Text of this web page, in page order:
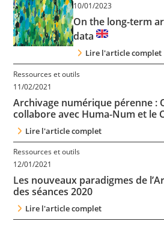
10/01/2023
On the long-term
data
Lire l'article complet
Ressources et outils
11/02/2021
Archivage numérique pérenne :
collabore avec Huma-Num et le
Lire l'article complet
Ressources et outils
12/01/2021
Les nouveaux paradigmes de
des séances 2020
Lire l'article complet